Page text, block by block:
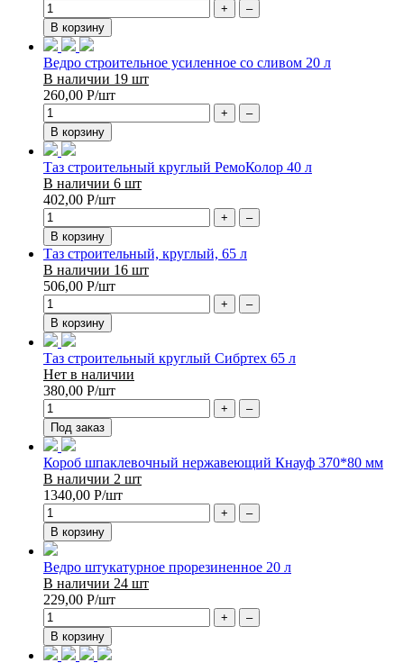
+
–
В корзину
Ведро строительное усиленное со сливом 20 л
В наличии 19 шт
260,00 Р/шт
+
–
В корзину
Таз строительный круглый РемоКолор 40 л
В наличии 6 шт
402,00 Р/шт
+
–
В корзину
Таз строительный, круглый, 65 л
В наличии 16 шт
506,00 Р/шт
+
–
В корзину
Таз строительный круглый Сибртех 65 л
Нет в наличии
380,00 Р/шт
+
–
Под заказ
Короб шпаклевочный нержавеющий Кнауф 370*80 мм
В наличии 2 шт
1340,00 Р/шт
+
–
В корзину
Ведро штукатурное прорезиненное 20 л
В наличии 24 шт
229,00 Р/шт
+
–
В корзину